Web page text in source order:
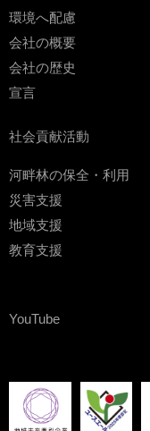
環境へ配慮
会社の概要
会社の歴史
宣言
社会貢献活動
河畔林の保全・利用
災害支援
地域支援
教育支援
YouTube